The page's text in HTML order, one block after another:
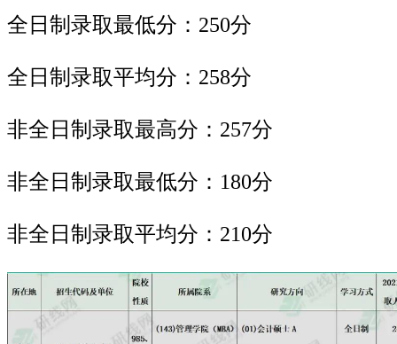
全日制录取最低分：250分
全日制录取平均分：258分
非全日制录取最高分：257分
非全日制录取最低分：180分
非全日制录取平均分：210分